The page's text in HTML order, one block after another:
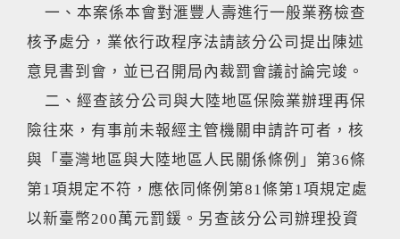
一、本案係本會對滙豐人壽進行一般業務檢查
核予處分，業依行政程序法請該分公司提出陳述
意見書到會，並已召開局內裁罰會議討論完竣。
二、經查該分公司與大陸地區保險業辦理再保
險往來，有事前未報經主管機關申請許可者，核
與「臺灣地區與大陸地區人民關係條例」第36條
第1項規定不符，應依同條例第81條第1項規定處
以新臺幣200萬元罰鍰。另查該分公司辦理投資